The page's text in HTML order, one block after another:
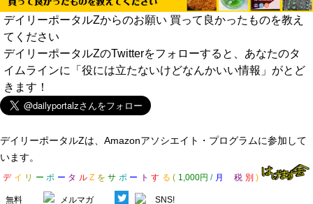
デイリーポータルZからのお願い 買って良かったものを教え
てください
デイリーポータルZのTwitterをフォローすると、あなたのタ
イムラインに「役には立たないけどなんかいい情報」がとど
きます！
デイリーポータルZは、Amazonアソシエイト・プログラムに参加して
います。
デ イ リ ー ポ ー タ ル Z を サ ポ ー ト す る ( 1,000円 / 月 税 別 )
無料 メルマガ SNS!